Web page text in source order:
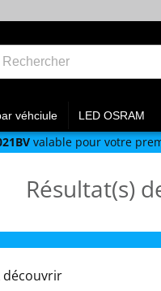
véhciule LED OSRAM
valable pour votre
Résultat(s)
découvrir